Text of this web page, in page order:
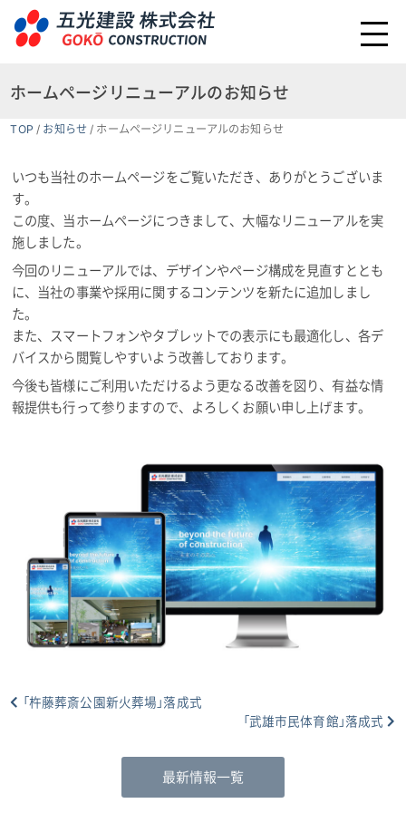
ホームページリニューアルのお知らせ
TOP / お知らせ / ホームページリニューアルのお知らせ
いつも当社のホームページをご覧いただき、ありがとうございま
す。
この度、当ホームページにつきまして、大幅なリニューアルを実
施しました。
今回のリニューアルでは、デザインやページ構成を見直すととも
に、当社の事業や採用に関するコンテンツを新たに追加しまし
た。
また、スマートフォンやタブレットでの表示にも最適化し、各デ
バイスから閲覧しやすいよう改善しております。
今後も皆様にご利用いただけるよう更なる改善を図り、有益な情
報提供も行って参りますので、よろしくお願い申し上げます。
「杵藤葬斎公園新火葬場」落成式
「武雄市民体育館」落成式
最新情報一覧